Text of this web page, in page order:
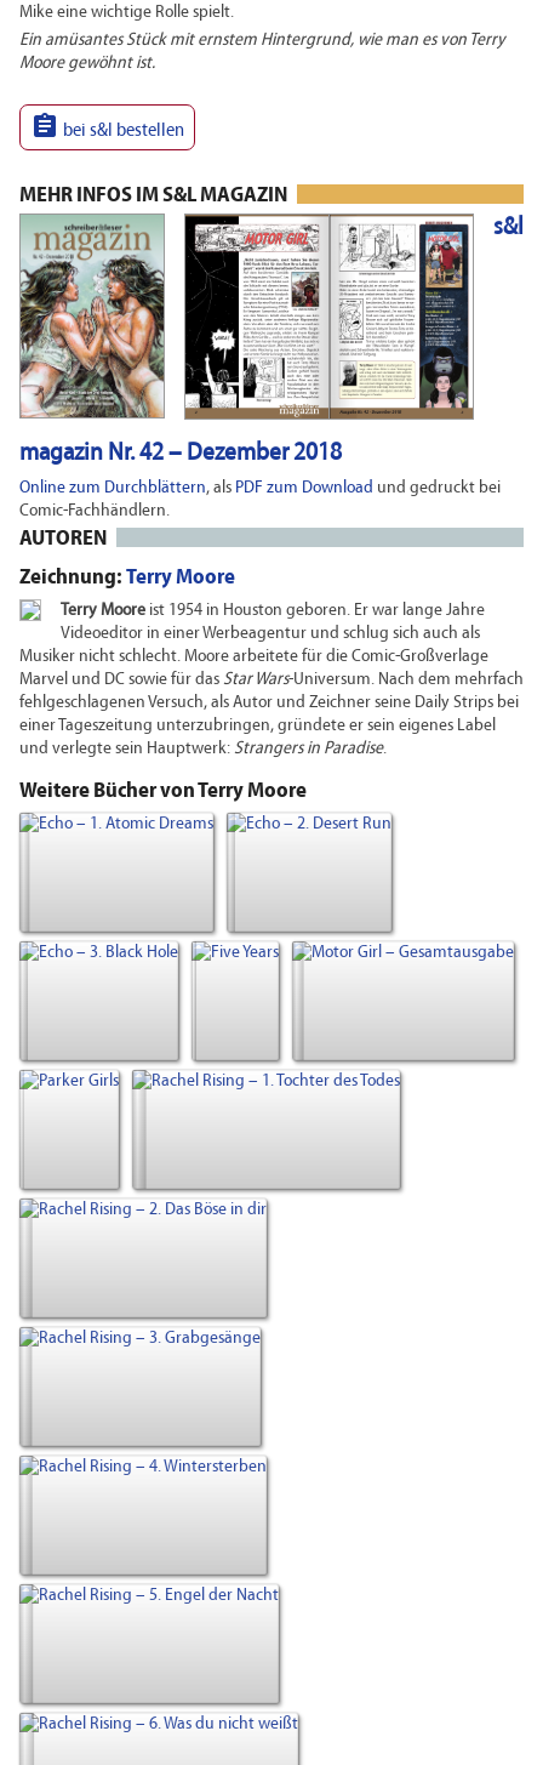
Mike eine wichtige Rolle spielt.
Ein amüsantes Stück mit ernstem Hintergrund, wie man es von Terry
Moore gewöhnt ist.
 bei s&l bestellen
MEHR INFOS IM S&L MAGAZIN
s&l
magazin Nr. 42 – Dezember 2018
Online zum Durchblättern, als PDF zum Download und gedruckt bei
Comic-Fachhändlern.
AUTOREN
Zeichnung: Terry Moore
Terry Moore ist 1954 in Houston geboren. Er war lange Jahre
Videoeditor in einer Werbeagentur und schlug sich auch als
Musiker nicht schlecht. Moore arbeitete für die Comic-Großverlage
Marvel und DC sowie für das Star Wars-Universum. Nach dem mehrfach
fehlgeschlagenen Versuch, als Autor und Zeichner seine Daily Strips bei
einer Tageszeitung unterzubringen, gründete er sein eigenes Label
und verlegte sein Hauptwerk: Strangers in Paradise.
Weitere Bücher von Terry Moore